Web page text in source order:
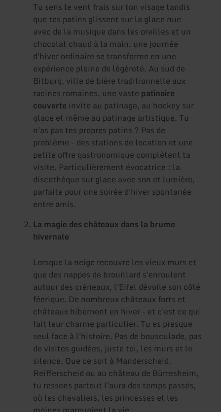
Tu sens le vent frais sur ton visage tandis
que tes patins glissent sur la glace nue -
avec de la musique dans les oreilles et un
chocolat chaud à la main, une journée
d'hiver ordinaire se transforme en une
expérience pleine de légèreté. Au sud de
Bitburg, ville de bière traditionnelle aux
racines romaines, une vaste patinoire
couverte invite au patinage, au hockey sur
glace et même au patinage artistique. Tu
n'as pas tes propres patins ? Pas de
problème - des stations de location et une
petite offre gastronomique complètent ta
visite. Particulièrement évocatrice : la
discothèque sur glace avec son et lumière,
parfaite pour une soirée d'hiver spontanée
entre amis.
La magie des châteaux dans la brume
hivernale
Lorsque la neige recouvre les vieux murs et
que des nappes de brouillard s'enroulent
autour des créneaux, l'Eifel dévoile son côté
féerique. De nombreux châteaux forts et
châteaux hibernent en hiver - et c'est ce qui
fait leur charme particulier. Tu es presque
seul face à l'histoire. Pas de bousculade, pas
de visites guidées, juste toi, les murs et le
silence. Que ce soit à Manderscheid,
Reifferscheid ou au château de Bürresheim,
tu ressens partout l'aura des temps passés,
où les chevaliers, les princesses et les